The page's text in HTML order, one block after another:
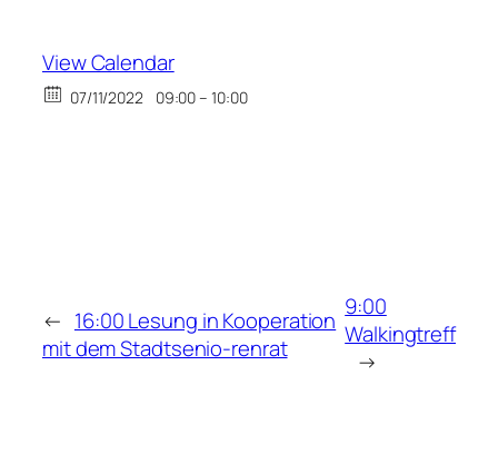
View Calendar
07/11/2022 09:00 – 10:00
← 16:00 Lesung in Kooperation
mit dem Stadtsenio-renrat
9:00
Walkingtreff
→